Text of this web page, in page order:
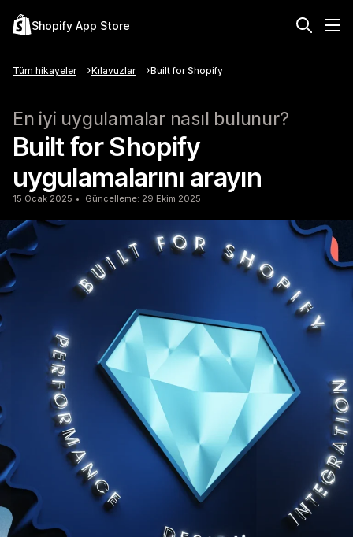
Shopify App Store
Tüm hikayeler Kılavuzlar Built for Shopify
En iyi uygulamalar nasıl bulunur?
Built for Shopify
uygulamalarını arayın
15 Ocak 2025 Güncelleme: 29 Ekim 2025